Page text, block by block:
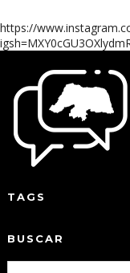
https://
TAGS
BUSCAR